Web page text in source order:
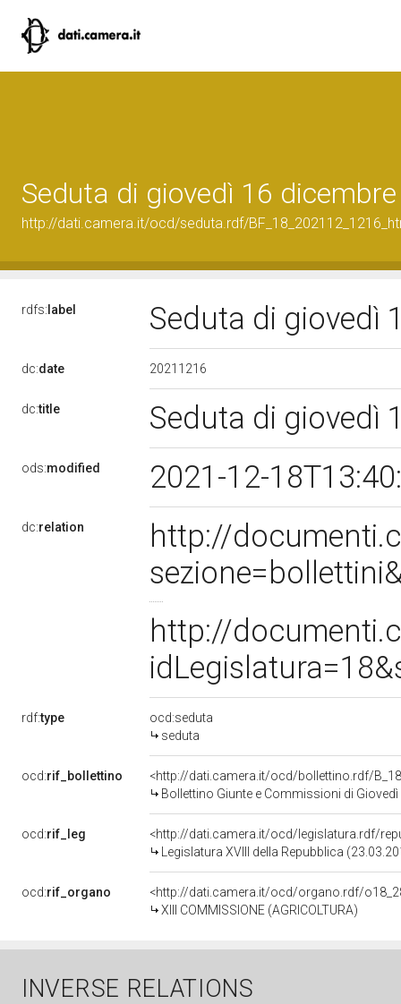
Seduta di giovedì 16
http://dati.camera.it/ocd/seduta.rdf/
rdfs: label Seduta di giovedì
dc:date 20211216
dc:title Seduta di giovedì
ods:modified 2021-12-
dc:relation
http://
http://
rdf:type
ocd:seduta
seduta
ocd:rif_bollettino
<http://dati.camera.it/ocd/bollettino.rdf/
Bollettino Giunte e Commissioni di
ocd:rif_leg
<http://dati.camera.it/ocd/legislatura.rdf/
Legislatura XVIII della Repubblica
ocd:rif_organo
<http://dati.camera.it/ocd/organo.rdf/
XIII COMMISSIONE (AGRICOLTURA)
INVERSE RELATIONS